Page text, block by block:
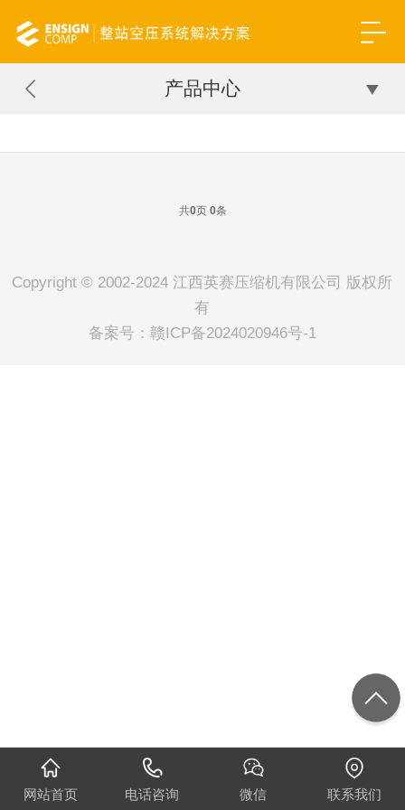
产品中心
共0页 0条
Copyright © 2002-2024 江西英赛压缩机有限公司 版权所
有
备案号： 赣ICP备2024020946号-1
网站首页 电话咨询 微信 联系我们